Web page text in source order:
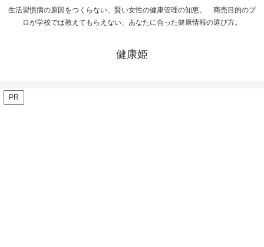
生活習慣病の原因をつくらない、賢い女性の健康管理の知恵。 商売目的のプ
ロが学校では教えてもらえない、あなたに合った健康情報の選び方。
健康姫
PR